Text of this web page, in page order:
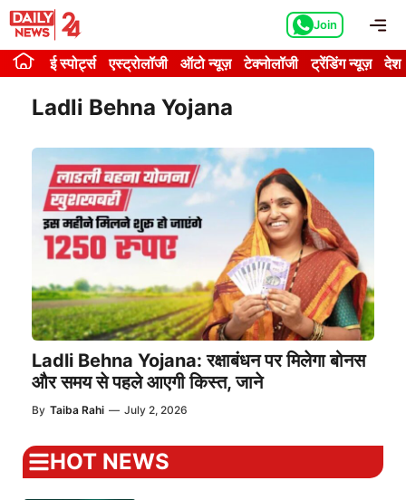
Skip
content
Join
ई स्पोर्ट्स एस्ट्रोलॉजी ऑटो न्यूज़ टेक्नोलॉजी ट्रेंडिंग न्यूज़ देश
Ladli Behna Yojana
Ladli Behna Yojana: रक्षाबंधन पर मिलेगा बोनस
और समय से पहले आएगी किस्त, जाने
By Taiba Rahi — July 2, 2026
HOT NEWS